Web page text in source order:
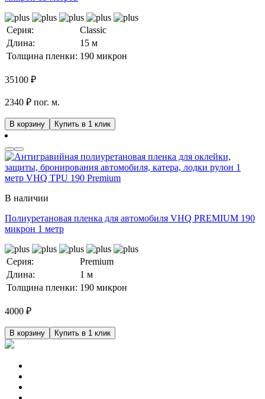
Серия:
Classic
Длина:
15 м
Толщина пленки: 190 микрон
35100 ₽
2340 ₽ пог. м.
В корзину Купить в 1 клик
В наличии
Полиуретановая пленка для автомобиля VHQ PREMIUM 190
микрон 1 метр
Серия:
Premium
Длина:
1 м
Толщина пленки: 190 микрон
4000 ₽
В корзину Купить в 1 клик